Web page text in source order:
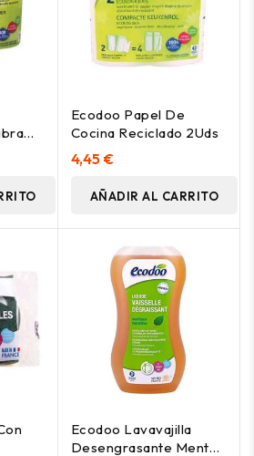
Ecodoo Papel De
Cocina Reciclado 2Uds
4,45 €
AÑADIR AL CARRITO
Ecodoo Lavavajilla
Desengrasante Menta